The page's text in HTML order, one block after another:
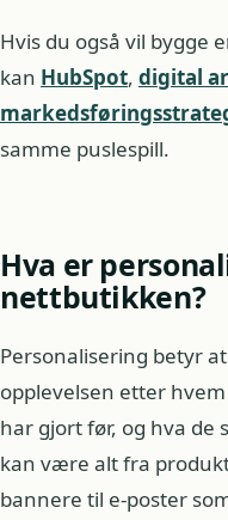
Hvis du også vil bygge
kan HubSpot, digital
samme puslespill.
Hva er
nettbutikken?
Personalisering betyr
opplevelsen etter
har gjort før, og hva de
kan være alt fra
bannere til e-poster